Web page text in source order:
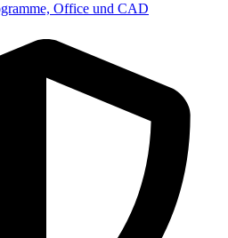
Office und CAD